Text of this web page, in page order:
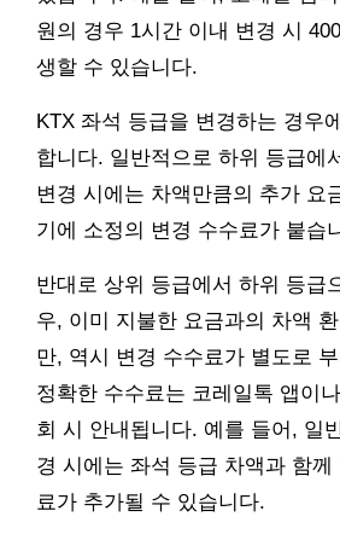
원의 경우 1시간 이내 변경 시
생할 수 있습니다.
KTX 좌석 등급을 변경하는 경우
합니다. 일반적으로 하위 등급에
변경 시에는 차액만큼의 추가 요
기에 소정의 변경 수수료가 붙습
반대로 상위 등급에서 하위 등급
우, 이미 지불한 요금과의 차액
만, 역시 변경 수수료가 별도로
정확한 수수료는 코레일톡 앱이
회 시 안내됩니다. 예를 들어, 일
경 시에는 좌석 등급 차액과 함께
료가 추가될 수 있습니다.